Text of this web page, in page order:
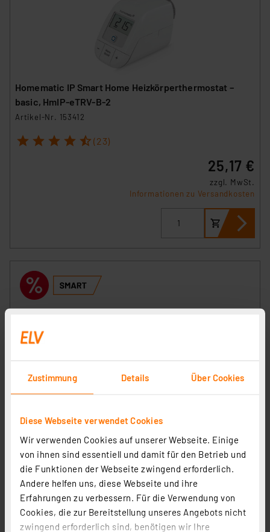
Zustimmung Details Über Cookies
Diese Webseite verwendet Cookies
Wir verwenden Cookies auf unserer Webseite. Einige
von ihnen sind essentiell und damit für den Betrieb und
die Funktionen der Webseite zwingend erforderlich.
Andere helfen uns, diese Webseite und ihre
Erfahrungen zu verbessern. Für die Verwendung von
Cookies, die zur Bereitstellung unseres Angebots nicht
zwingend erforderlich sind, benötigen wir Ihre
Homematic IP Smart Home Heizkörperthermostat –
basic, HmIP-eTRV-B-2
Artikel-Nr. 153412
1 2 3 4 5 (23)
25,17 €
zzgl. MwSt.
Informationen zu Versandkosten
HmIP-SK9-2
Artikel-Nr. 153413
2 3 4 5 (29)
zzgl. MwSt.
Informationen zu Versandkosten